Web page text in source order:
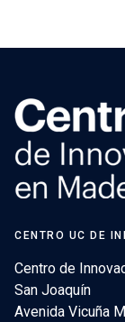
CENTRO UC DE
Centro de
San Joaquín
Avenida Vicuña